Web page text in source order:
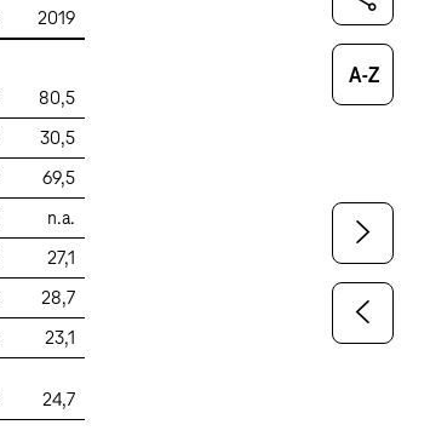
2019
80,5
30,5
69,5
n.a.
27,1
28,7
23,1
24,7
Glossar